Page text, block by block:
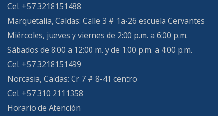
Cel. +57 3218151488
Marquetalia, Caldas: Calle 3 # 1a-26 escuela Cervantes
Miércoles, jueves y viernes de 2:00 p.m. a 6:00 p.m.
Sábados de 8:00 a 12:00 m. y de 1:00 p.m. a 4:00 p.m.
Cel. +57 3218151499
Norcasia, Caldas: Cr 7 # 8-41 centro
Cel. +57 310 2111358
Horario de Atención